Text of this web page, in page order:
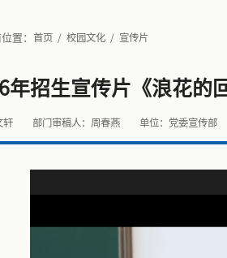
置： 首页 校园文化 宣传片
年招生宣传片《浪花的
轩 部门审稿人：周春燕 单位：党委宣传部